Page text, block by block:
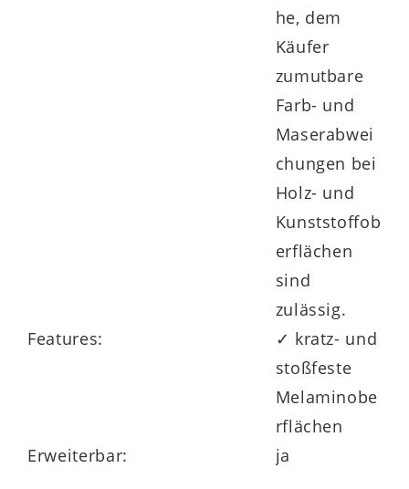
he, dem
Käufer
zumutbare
Farb- und
Maserabwei
chungen bei
Holz- und
Kunststoffob
erflächen
sind
zulässig.
Features:
✓ kratz- und
stoßfeste
Melaminobe
rflächen
Erweiterbar:
ja